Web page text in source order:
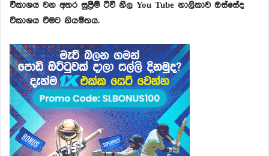
විකාශය වන අතර සුප්‍රීම් ටීවී නිල You Tube නාලිකාව ඔස්සේද
විකාශය වීමට නියමිතය.